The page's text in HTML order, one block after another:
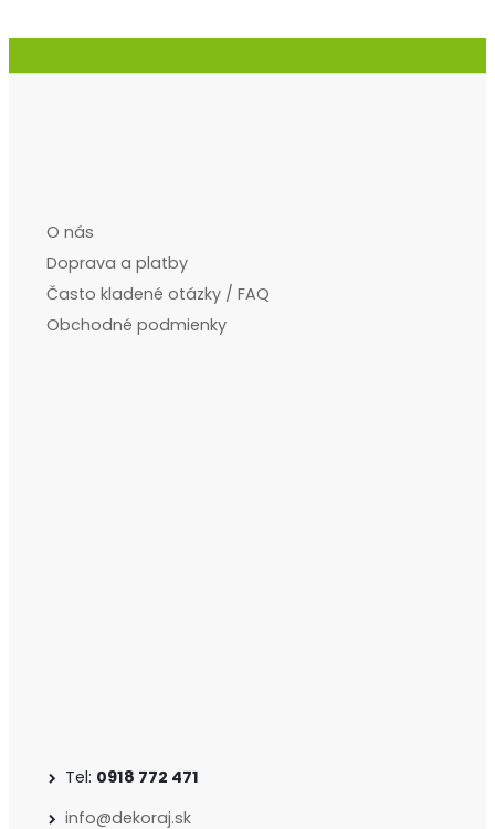
O nás
Doprava a platby
Často kladené otázky / FAQ
Obchodné podmienky
Tel: 0918 772 471
info@dekoraj.sk